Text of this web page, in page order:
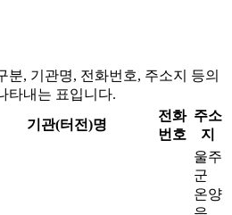
분, 기관명, 전화번호, 주소지 등의
타내는 표입니다.
기관(터전)명
전화
번호
주소
지
울주
군
온양